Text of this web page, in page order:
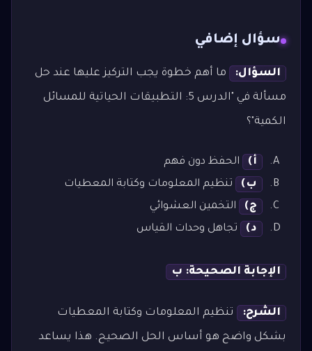
سؤال إضافي
السؤال: ما أهم خطوة يجب التركيز عليها عند حل
مسألة في "الدرس 5: التطبيقات الحياتية للمسائل
الكمية"؟
أ)
الحفظ دون فهم
ب)
تنظيم المعلومات وكتابة المعطيات
ج)
التخمين العشوائي
د)
تجاهل وحدات القياس
الإجابة الصحيحة: ب
الشرح: تنظيم المعلومات وكتابة المعطيات
بشكل واضح هو أساس الحل الصحيح. هذا يساعد